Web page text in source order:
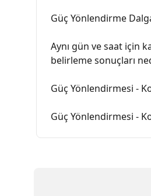
Güç Yönlendirme
Aynı gün ve saat için
belirleme sonuçları
Güç Yönlendirmesi -
Güç Yönlendirmesi -